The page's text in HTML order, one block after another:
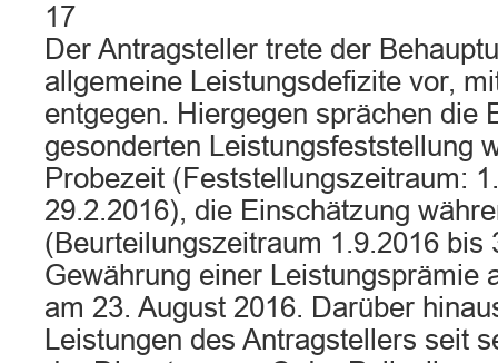
17
Der Antragsteller trete der
allgemeine Leistungsdefizite vor,
entgegen. Hiergegen sprächen die
gesonderten Leistungsfeststellung
Probezeit (Feststellungszeitraum:
29.2.2016), die Einschätzung
(Beurteilungszeitraum 1.9.2016 bis
Gewährung einer Leistungsprämie
am 23. August 2016. Darüber
Leistungen des Antragstellers seit